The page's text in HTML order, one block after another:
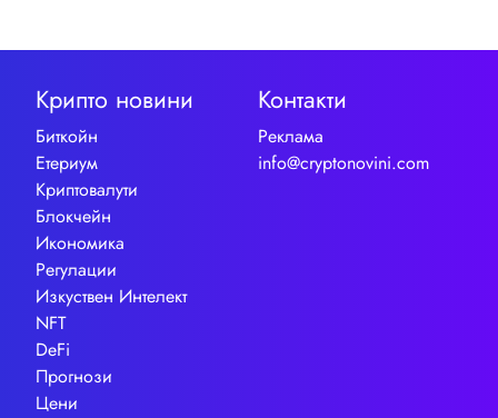
Крипто новини
Биткойн
Етериум
Криптовалути
Блокчейн
Икономика
Регулации
Изкуствен Интелект
NFT
DeFi
Прогнози
Цени
Контакти
Реклама
info@cryptonovini.com